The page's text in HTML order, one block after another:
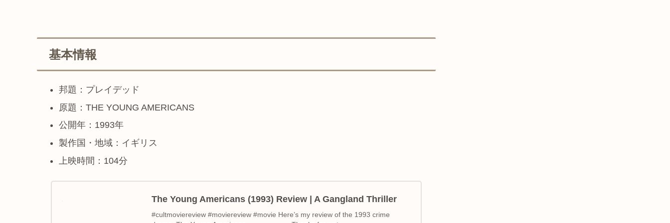
基本情報
邦題：プレイデッド
原題：THE YOUNG AMERICANS
公開年：1993年
製作国・地域：イギリス
上映時間：104分
The Young Americans (1993) Review | A Gangland Thriller
#cultmoviereview #moviereview #movie Here’s my review of the 1993 crime